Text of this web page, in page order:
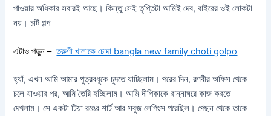
পাওয়ার অধিকার সবারই আছে। কিন্তু সেই তৃপ্তিটা আমিই দেব, বাইরের ওই লোকটা
নয়। চটি গল্প
এটাও পড়ুন – তরুণী খালাকে চোদা bangla new family choti golpo
হ্যাঁ, এখন আমি আমার পুত্রবধূকে চুদতে যাচ্ছিলাম। পরের দিন, রণবীর অফিস থেকে
চলে যাওয়ার পর, আমি তৈরি হচ্ছিলাম। আমি দীপিকাকে রান্নাঘরে কাজ করতে
দেখলাম। সে একটা টিয়া রঙের শার্ট আর সবুজ লেগিংস পরেছিল। পেছন থেকে তাকে